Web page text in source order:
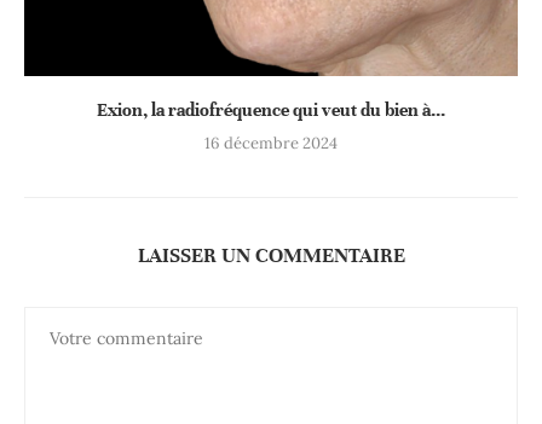
Exion, la radiofréquence qui veut du bien à...
16 décembre 2024
LAISSER UN COMMENTAIRE